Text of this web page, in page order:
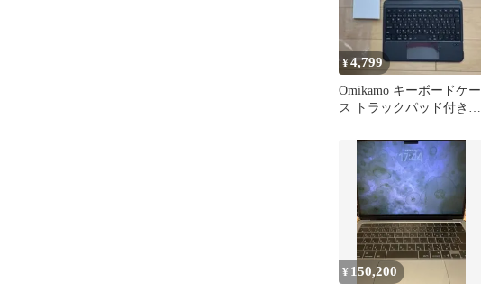
¥4,799
Omikamo キーボードケー
ス トラックパッド付き
¥ 150,200